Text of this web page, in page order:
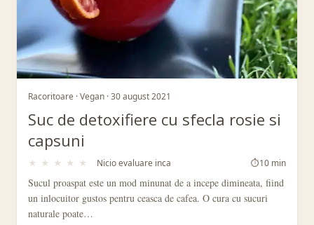
Racoritoare · Vegan · 30 august 2021
Suc de detoxifiere cu sfecla rosie si
capsuni
★ ★ ★ ★ ★ Nicio evaluare inca ⏱10 min
Sucul proaspat este un mod minunat de a incepe dimineata, fiind
un inlocuitor gustos pentru ceasca de cafea. O cura cu sucuri
naturale poate…